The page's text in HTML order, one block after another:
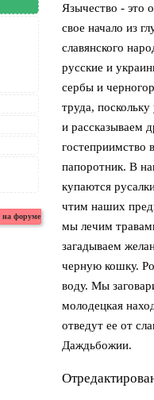
Язычество - это
свое начало из
славянского
русские и
сербы и
труда,
и рассказываем
папоротник. В
купаются
чтим наших
мы лечим
загадываем
черную кошку.
воду. Мы
молодецкая
отведут ее от
Даждьбожии.